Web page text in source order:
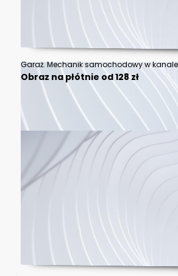
Obraz na płótnie od 128 zł